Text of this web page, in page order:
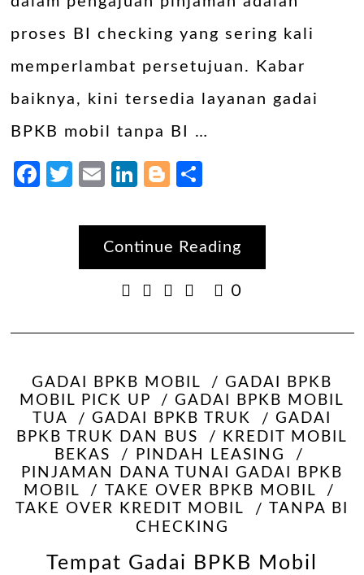
proses BI checking yang sering kali
memperlambat persetujuan. Kabar
baiknya, kini tersedia layanan gadai
BPKB mobil tanpa BI …
Facebook
Twitter
EmailLinkedIn
Blogger
Continue Reading
0
GADAI BPKB MOBIL
GADAI BPKB
MOBIL PICK UP
GADAI BPKB MOBIL
TUA
GADAI BPKB TRUK
GADAI
BPKB TRUK DAN BUS
KREDIT MOBIL
BEKAS
PINDAH LEASING
PINJAMAN DANA TUNAI GADAI BPKB
MOBIL
TAKE OVER BPKB MOBIL
TAKE OVER KREDIT MOBIL
TANPA BI
CHECKING
Tempat Gadai BPKB Mobil